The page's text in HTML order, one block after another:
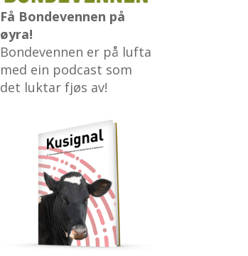
Få Bondevennen på
øyra!
Bondevennen er på lufta
med ein podcast som
det luktar fjøs av!